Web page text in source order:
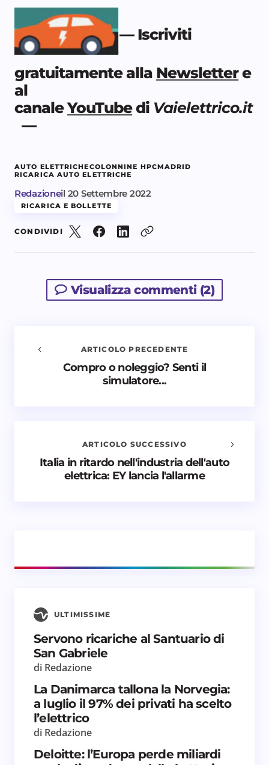
— Iscriviti
gratuitamente alla Newslettere
al
canaleYouTubedi Vaielettrico.it
—
AUTO ELETTRICHECOLONNINE HPCMADRID
RICARICA AUTO ELETTRICHE
Redazioneil 20 Settembre 2022
RICARICA E BOLLETTE
CONDIVIDI
Visualizza commenti (2)
per il prossimo commento.
Avvisami quando vengono aggiunti nuovi
ARTICOLO PRECEDENTE
Compro o noleggio? Senti il
simulatore...
ARTICOLO SUCCESSIVO
Italia in ritardo nell'industria dell'auto
elettrica: EY lancia l'allarme
ULTIMISSIME
Servono ricariche al Santuario di
San Gabriele
di Redazione
La Danimarca tallona la Norvegia:
a luglio il 97% dei privati ha scelto
l’elettrico
di Redazione
Deloitte: l’Europa perde miliardi